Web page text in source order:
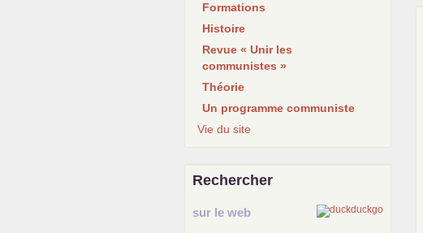
Formations
Histoire
Revue « Unir les
communistes »
Théorie
Un programme communiste
Vie du site
Rechercher
sur le web